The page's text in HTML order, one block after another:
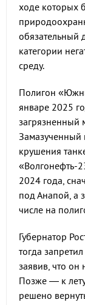
ходе которых
обязательный
категории
среду.
Полигон
январе 2025
загрязненный
Замазученный
крушения
«Волгонефть-
2024 года,
под Анапой, а
числе на
Губернатор
тогда
заявив, что он
Позже — к
решено